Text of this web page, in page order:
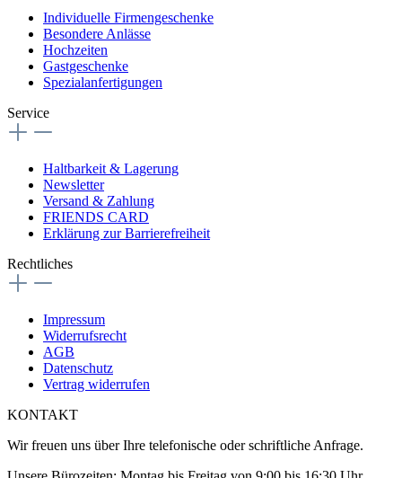
Individuelle Firmengeschenke
Besondere Anlässe
Hochzeiten
Gastgeschenke
Spezialanfertigungen
Service
Haltbarkeit & Lagerung
Newsletter
Versand & Zahlung
FRIENDS CARD
Erklärung zur Barrierefreiheit
Rechtliches
Impressum
Widerrufsrecht
AGB
Datenschutz
Vertrag widerrufen
KONTAKT
Wir freuen uns über Ihre telefonische oder schriftliche Anfrage.